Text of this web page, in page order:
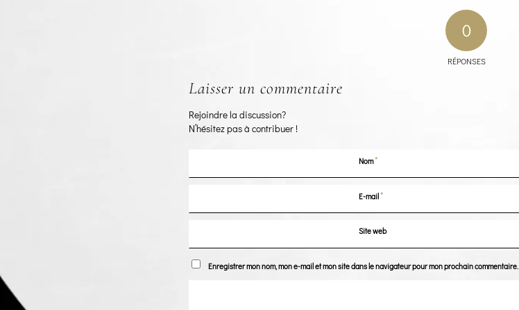
0
RÉPONSES
Laisser un commentaire
Rejoindre la discussion?
N’hésitez pas à contribuer !
Nom*
E-mail*
Site web
Enregistrer mon nom, mon e-mail et mon site dans le navigateur pour mon prochain commentaire.